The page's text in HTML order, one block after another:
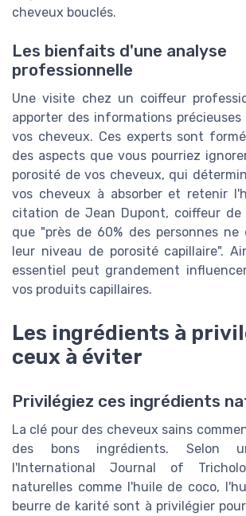
cheveux bouclés.
Les bienfaits d'une analyse
professionnelle
Une visite chez un coiffeur
apporter des informations
vos cheveux. Ces experts sont
des aspects que vous pourriez
porosité de vos cheveux, qui
vos cheveux à absorber et retenir
citation de Jean Dupont, coiffeur de
que "près de 60% des personnes ne
leur niveau de porosité capillaire".
essentiel peut grandement
vos produits capillaires.
Les ingrédients à
ceux à éviter
Privilégiez ces ingrédients
La clé pour des cheveux sains
des bons ingrédients. Selon
l'International Journal of
naturelles comme l'huile de coco,
beurre de karité sont à privilégier